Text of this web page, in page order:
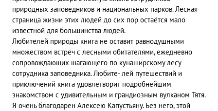
природных заповедников и национальных парков. Лесная
страница жизни этих людей до сих пор остаётся мало
известной для большинства людей.
Любителей природы книга не оставит равнодушными
множеством встреч с лесными обитателями, ежедневно
сопровождающих шагающего по кунаширскому лесу
сотрудника заповедника. Любите- лей путешествий и
приключений книга удовлетворит подробнейшим
знакомством с удивительным и грандиозным вулканом Тятя.
Я очень благодарен Алексею Капустьяну. Без него, этой